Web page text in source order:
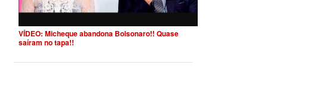
VÍDEO: Micheque abandona Bolsonaro!! Quase
saíram no tapa!!